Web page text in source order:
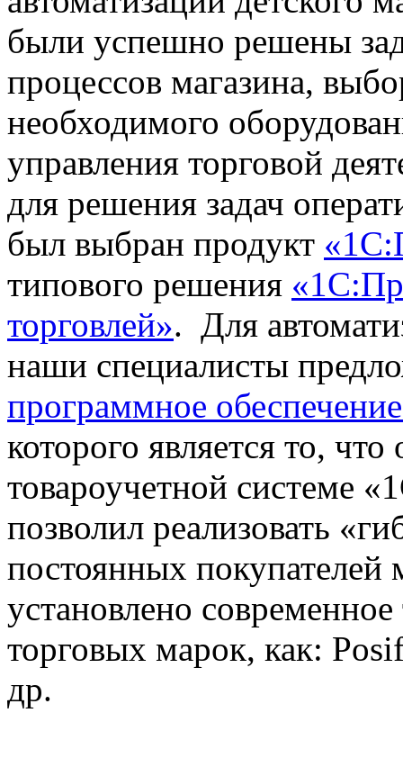
были успешно решены
процессов магазина,
необходимого
управления торговой
для решения задач
был выбран продукт
типового решения
торговлей». Для
наши специалисты
программное
которого является то,
товароучетной системе
позволил реализовать
постоянных
установлено
торговых марок, как:
др.